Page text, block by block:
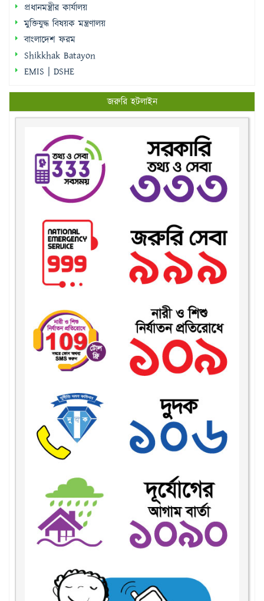
প্রধানমন্ত্রীর কার্যালয়
মুক্তিযুদ্ধ বিষয়ক মন্ত্রণালয়
বাংলাদেশ ফরম
Shikkhak Batayon
EMIS | DSHE
জরুরি হটলাইন